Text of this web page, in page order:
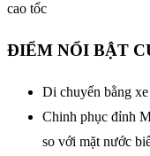
cao tốc
ĐIỂM NỔI BẬT
Di chuyển bằng
Chinh phục đỉnh
so với mặt nước